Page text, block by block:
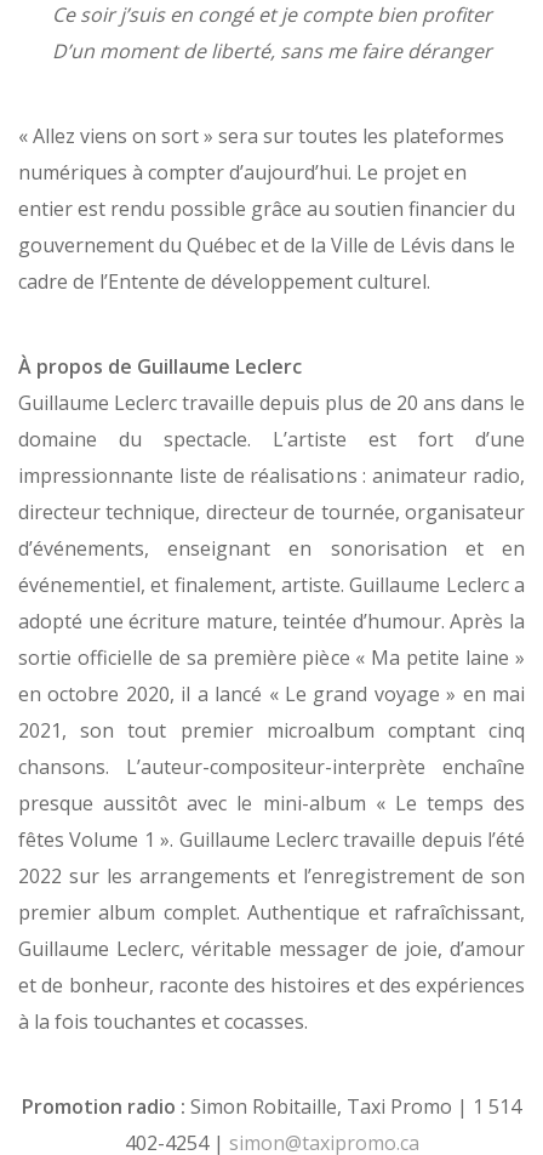
Ce soir j’suis en congé et je compte bien profiter
D’un moment de liberté, sans me faire déranger
« Allez viens on sort » sera sur toutes les plateformes
numériques à compter d’aujourd’hui. Le projet en
entier est rendu possible grâce au soutien financier du
gouvernement du Québec et de la Ville de Lévis dans le
cadre de l’Entente de développement culturel.
À propos de Guillaume Leclerc
Guillaume Leclerc travaille depuis plus de 20 ans dans le
domaine du spectacle. L’artiste est fort d’une
impressionnante liste de réalisations : animateur radio,
directeur technique, directeur de tournée, organisateur
d’événements, enseignant en sonorisation et en
événementiel, et finalement, artiste. Guillaume Leclerc a
adopté une écriture mature, teintée d’humour. Après la
sortie officielle de sa première pièce « Ma petite laine »
en octobre 2020, il a lancé « Le grand voyage » en mai
2021, son tout premier microalbum comptant cinq
chansons. L’auteur-compositeur-interprète enchaîne
presque aussitôt avec le mini-album « Le temps des
fêtes Volume 1 ». Guillaume Leclerc travaille depuis l’été
2022 sur les arrangements et l’enregistrement de son
premier album complet. Authentique et rafraîchissant,
Guillaume Leclerc, véritable messager de joie, d’amour
et de bonheur, raconte des histoires et des expériences
à la fois touchantes et cocasses.
Promotion radio : Simon Robitaille, Taxi Promo | 1 514
402-4254 | simon@taxipromo.ca